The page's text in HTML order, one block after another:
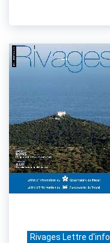
Rivages Lettre d'info